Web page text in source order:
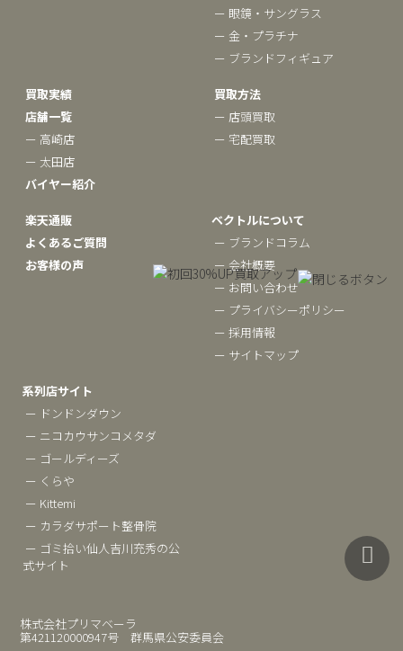
ー 眼鏡・サングラス
ー 金・プラチナ
ー ブランドフィギュア
買取実績
店舗一覧
ー 高崎店
ー 太田店
バイヤー紹介
買取方法
ー 店頭買取
ー 宅配買取
楽天通販
よくあるご質問
お客様の声
ベクトルについて
ー ブランドコラム
ー 会社概要
ー お問い合わせ
ー プライバシーポリシー
ー 採用情報
ー サイトマップ
系列店サイト
ー ドンドンダウン
ー ニコカウサンコメタダ
ー ゴールディーズ
ー くらや
ー Kittemi
ー カラダサポート整骨院
ー ゴミ拾い仙人吉川充秀の公
式サイト
株式会社プリマベーラ
第421120000947号 群馬県公安委員会